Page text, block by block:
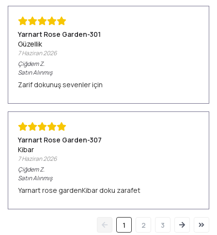
Yarnart Rose Garden-301
Güzellik
7 Haziran 2026
ÇiğdemZ.
Satın Alınmış
Zarif dokunuş sevenler için
Yarnart Rose Garden-307
Kibar
7 Haziran 2026
ÇiğdemZ.
Satın Alınmış
Yarnart rose gardenKibar doku zarafet
1 2 3